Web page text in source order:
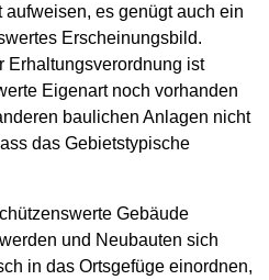
es genügt auch ein
Erscheinungsbild.
Erhaltungsverordnung ist
Eigenart noch vorhanden
baulichen Anlagen nicht
das Gebietstypische
Gebäude
und Neubauten sich
in das Ortsgefüge einordnen,